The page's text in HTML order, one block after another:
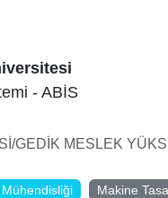
- ABİS
GEDİK MESLEK
Makine